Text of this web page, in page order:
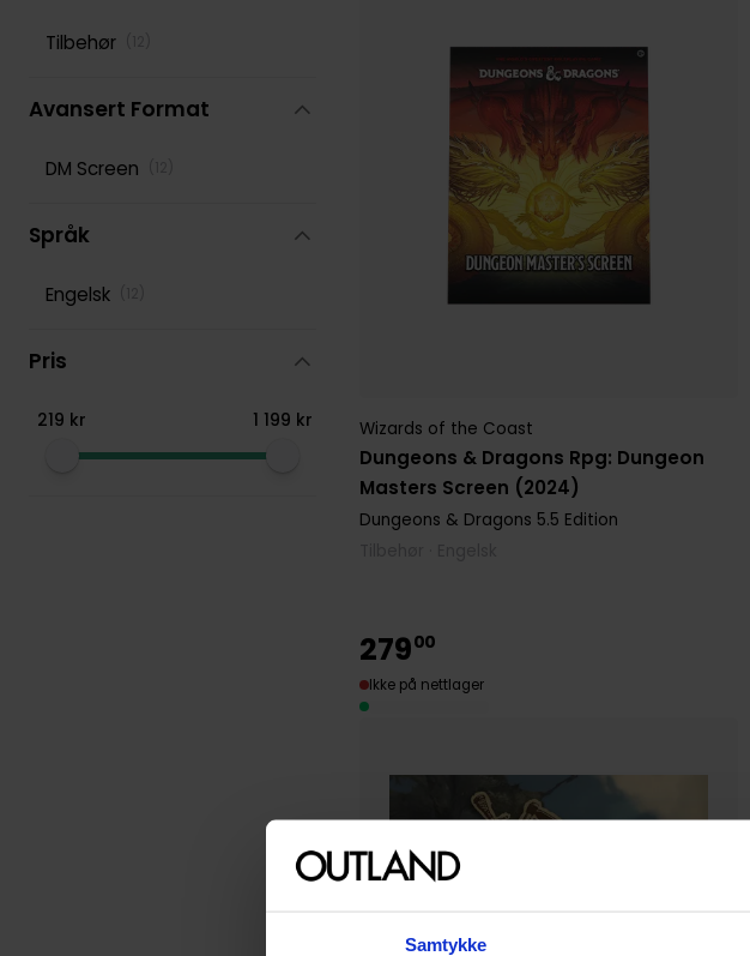
Samtykke
Dungeons & Dragons Rpg: Dungeon
Masters Screen (2024)
Wizards of the Coast
Dungeons & Dragons 5.5 Edition
27900
Ikke på nettlager
Tilbehør
Avansert Format
DM Screen
Språk
Engelsk
Pris
219 kr 1 199 kr